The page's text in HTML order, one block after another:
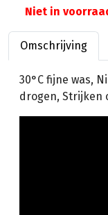
Niet in
Omschrijving
30°C fijne was,
drogen, Strijken